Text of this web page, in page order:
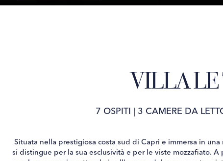
VILLA
7 OSPITI 3 CAMERE DA
Situata nella prestigiosa costa sud di Capri e immersa in
si distingue per la sua esclusività e per le viste mozzafiato.